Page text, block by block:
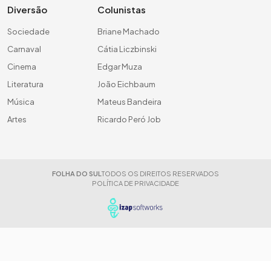
Diversão
Sociedade
Carnaval
Cinema
Literatura
Música
Artes
Colunistas
Briane Machado
Cátia Liczbinski
Edgar Muza
João Eichbaum
Mateus Bandeira
Ricardo Peró Job
FOLHA DO SUL TODOS OS DIREITOS RESERVADOS
POLÍTICA DE PRIVACIDADE